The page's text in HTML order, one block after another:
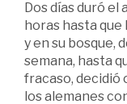
Dos días duró
horas hasta
y en su bosque,
semana, hasta
fracaso, decidió
los alemanes